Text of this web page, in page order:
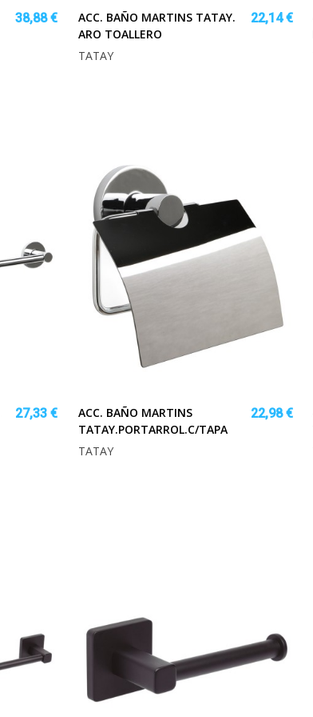
38,88 €
ACC. BAÑO MARTINS TATAY.
ARO TOALLERO
22,14 €
TATAY
27,33 €
ACC. BAÑO MARTINS
TATAY.PORTARROL.C/TAPA
22,98 €
TATAY